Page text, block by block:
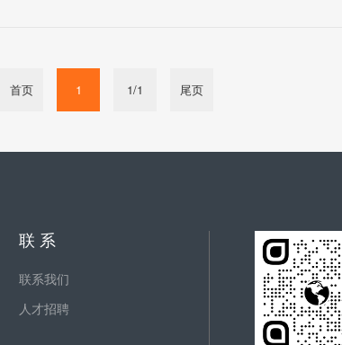
首页 1 1/1 尾页
联 系
联系我们
人才招聘